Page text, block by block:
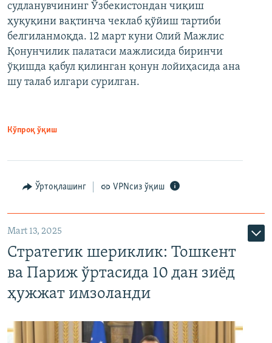
судланувчининг Ўзбекистондан чиқиш
ҳуқуқини вақтинча чеклаб қўйиш тартиби
белгиланмоқда. 12 март куни Олий Мажлис
Қонунчилик палатаси мажлисида биринчи
ўқишда қабул қилинган қонун лойиҳасида ана
шу талаб илгари сурилган.
Кўпроқ ўқиш
Ўртоқлашинг VPNсиз ўқиш
Mart 13, 2025
Стратегик шериклик: Тошкент
ва Париж ўртасида 10 дан зиёд
ҳужжат имзоланди